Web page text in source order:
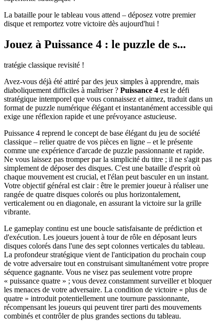
La bataille pour le tableau vous attend – déposez votre premier
disque et remportez votre victoire dès aujourd'hui !
Jouez à Puissance 4 : le puzzle de s...
tratégie classique revisité !
Avez-vous déjà été attiré par des jeux simples à apprendre, mais
diaboliquement difficiles à maîtriser ? Puissance 4 est le défi
stratégique intemporel que vous connaissez et aimez, traduit dans un
format de puzzle numérique élégant et instantanément accessible qui
exige une réflexion rapide et une prévoyance astucieuse.
Puissance 4 reprend le concept de base élégant du jeu de société
classique – relier quatre de vos pièces en ligne – et le présente
comme une expérience d'arcade de puzzle passionnante et rapide.
Ne vous laissez pas tromper par la simplicité du titre ; il ne s'agit pas
simplement de déposer des disques. C'est une bataille d'esprit où
chaque mouvement est crucial, et l'élan peut basculer en un instant.
Votre objectif général est clair : être le premier joueur à réaliser une
rangée de quatre disques colorés ou plus horizontalement,
verticalement ou en diagonale, en assurant la victoire sur la grille
vibrante.
Le gameplay continu est une boucle satisfaisante de prédiction et
d'exécution. Les joueurs jouent à tour de rôle en déposant leurs
disques colorés dans l'une des sept colonnes verticales du tableau.
La profondeur stratégique vient de l'anticipation du prochain coup
de votre adversaire tout en construisant simultanément votre propre
séquence gagnante. Vous ne visez pas seulement votre propre
« puissance quatre » ; vous devez constamment surveiller et bloquer
les menaces de votre adversaire. La condition de victoire « plus de
quatre » introduit potentiellement une tournure passionnante,
récompensant les joueurs qui peuvent tirer parti des mouvements
combinés et contrôler de plus grandes sections du tableau.